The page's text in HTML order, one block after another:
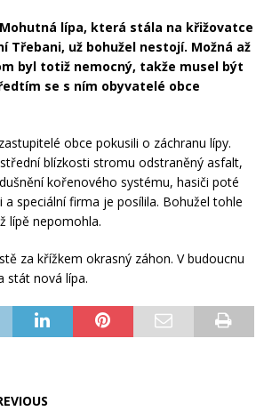
Mohutná lípa, která stála na křižovatce
Třebani, už bohužel nestojí. Možná až
byl totiž nemocný, takže musel být
se s ním obyvatelé obce
obce pokusili o záchranu lípy.
blízkosti stromu odstraněný asfalt,
kořenového systému, hasiči poté
speciální firma je posílila. Bohužel tohle
lípě nepomohla.
za křížkem okrasný záhon. V budoucnu
stát nová lípa.